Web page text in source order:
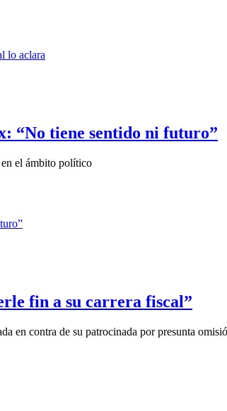
“No tiene sentido ni futuro”
en el ámbito político
fin a su carrera fiscal”
en contra de su patrocinada por presunta